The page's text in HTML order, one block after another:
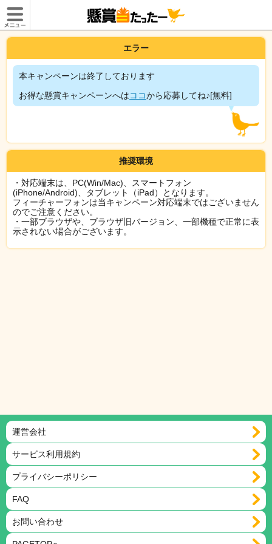
エラー
本キャンペーンは終了しております
お得な懸賞キャンペーンへはココから応募してね♪[無料]
推奨環境
・対応端末は、PC(Win/Mac)、スマートフォン
(iPhone/Android)、タブレット（iPad）となります。
フィーチャーフォンは当キャンペーン対応端末ではございません
のでご注意ください。
・一部ブラウザや、ブラウザ旧バージョン、一部機種で正常に表
示されない場合がございます。
運営会社
サービス利用規約
プライバシーポリシー
FAQ
お問い合わせ